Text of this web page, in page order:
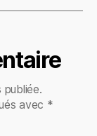
avec *